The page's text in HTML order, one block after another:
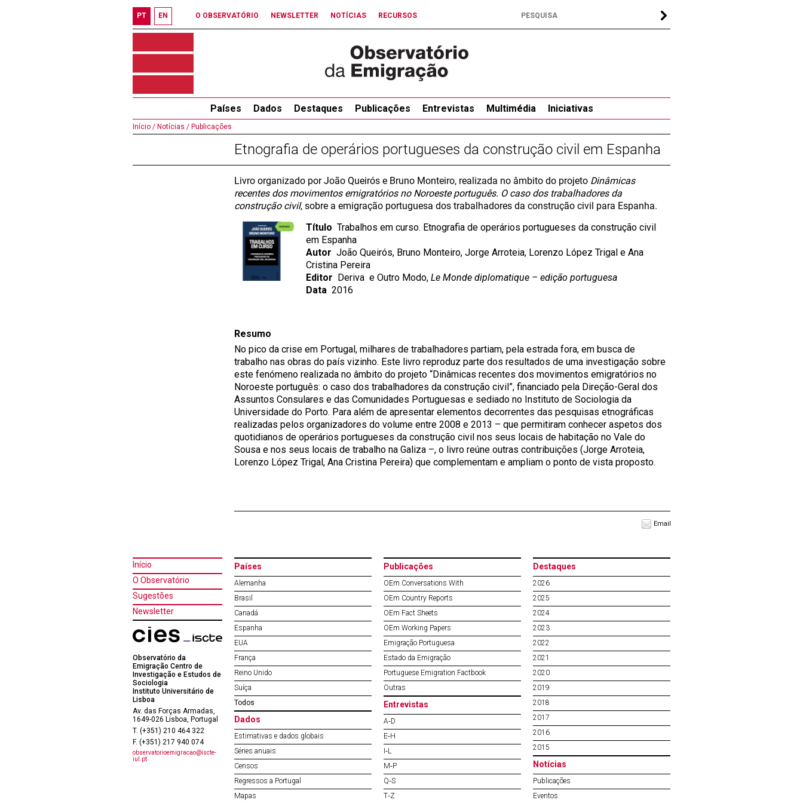
PT EN O OBSERVATÓRIO NEWSLETTER NOTÍCIAS RECURSOS
Países Dados Destaques Publicações Entrevistas Multimédia Iniciativas
Início / Notícias / Publicações
Etnografia de operários portugueses da construção civil em Espanha
Livro organizado por João Queirós e Bruno Monteiro, realizada no âmbito do projeto Dinâmicas
recentes dos movimentos emigratórios no Noroeste português. O caso dos trabalhadores da
construção civil, sobre a emigração portuguesa dos trabalhadores da construção civil para Espanha.
Título Trabalhos em curso. Etnografia de operários portugueses da construção civil
em Espanha
Autor João Queirós, Bruno Monteiro, Jorge Arroteia, Lorenzo López Trigal e Ana
Cristina Pereira
Editor Deriva e Outro Modo, Le Monde diplomatique – edição portuguesa
Data 2016
Resumo
No pico da crise em Portugal, milhares de trabalhadores partiam, pela estrada fora, em busca de
trabalho nas obras do país vizinho. Este livro reproduz parte dos resultados de uma investigação sobre
este fenómeno realizada no âmbito do projeto “Dinâmicas recentes dos movimentos emigratórios no
Noroeste português: o caso dos trabalhadores da construção civil”, financiado pela Direção-Geral dos
Assuntos Consulares e das Comunidades Portuguesas e sediado no Instituto de Sociologia da
Universidade do Porto. Para além de apresentar elementos decorrentes das pesquisas etnográficas
realizadas pelos organizadores do volume entre 2008 e 2013 – que permitiram conhecer aspetos dos
quotidianos de operários portugueses da construção civil nos seus locais de habitação no Vale do
Sousa e nos seus locais de trabalho na Galiza –, o livro reúne outras contribuições (Jorge Arroteia,
Lorenzo López Trigal, Ana Cristina Pereira) que complementam e ampliam o ponto de vista proposto.
Email
Início
O Observatório
Sugestões
Newsletter
Observatório da
Emigração Centro de
Investigação e Estudos de
Sociologia
Instituto Universitário de
Lisboa
Av. das Forças Armadas,
1649-026 Lisboa, Portugal
T. (+351) 210 464 322
F. (+351) 217 940 074
observatorioemigracao@iscte-
iul.pt
Países
Alemanha
Brasil
Canadá
Espanha
EUA
França
Reino Unido
Suíça
Todos
Dados
Estimativas e dados globais
Séries anuais
Censos
Regressos a Portugal
Mapas
Publicações
OEm Conversations With
OEm Country Reports
OEm Fact Sheets
OEm Working Papers
Emigração Portuguesa
Estado da Emigração
Portuguese Emigration Factbook
Outras
Entrevistas
A‐D
E‐H
I‐L
M‐P
Q‐S
T‐Z
Destaques
2026
2025
2024
2023
2022
2021
2020
2019
2018
2017
2016
2015
Notícias
Publicações
Eventos